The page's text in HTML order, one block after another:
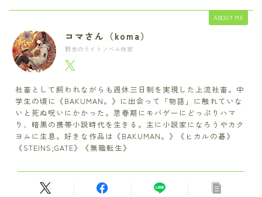
ABOUT ME
コマさん（koma）
野生のライトノベル作家
社畜として飼われながらも週休三日制を実現した上流社畜。中
学生の頃に《BAKUMAN。》に出会って「物語」に触れていな
いと死ぬ呪いにかかった。思春期にモバゲーにどっぷりハマ
り、暗黒の携帯小説時代を生きる。主に小説家になろうやカク
ヨムに生息。好きな作品は《BAKUMAN。》《ヒカルの碁》
《STEINS;GATE》《無職転生》